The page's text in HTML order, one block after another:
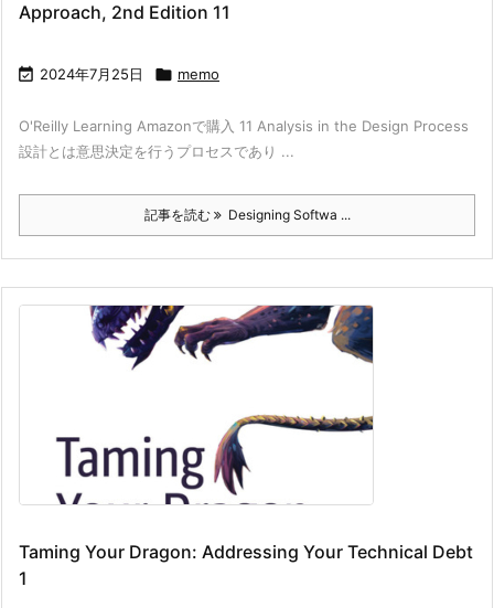
Approach, 2nd Edition 11
 2024年7月25日  memo
O'Reilly Learning Amazonで購入 11 Analysis in the Design Process
設計とは意思決定を行うプロセスであり ...
記事を読む Designing Softwa ...
Taming Your Dragon: Addressing Your Technical Debt
1